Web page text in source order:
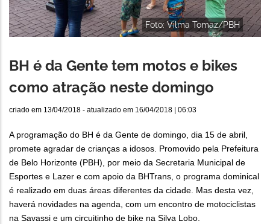
Foto: Vilma Tomaz/PBH
BH é da Gente tem motos e bikes
como atração neste domingo
criado em 13/04/2018 - atualizado em 16/04/2018 | 06:03
A programação do BH é da Gente de domingo, dia 15 de abril,
promete agradar de crianças a idosos. Promovido pela Prefeitura
de Belo Horizonte (PBH), por meio da Secretaria Municipal de
Esportes e Lazer e com apoio da BHTrans, o programa dominical
é realizado em duas áreas diferentes da cidade. Mas desta vez,
haverá novidades na agenda, com um encontro de motociclistas
na Savassi e um circuitinho de bike na Silva Lobo.